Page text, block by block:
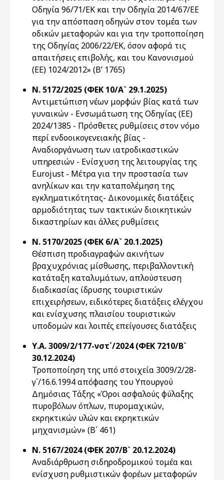
Οδηγία 96/71/ΕΚ και την Οδηγία 2014/67/ΕΕ
για την απόσπαση οδηγών στον τομέα των
οδικών μεταφορών και για την τροποποίηση
της Οδηγίας 2006/22/ΕΚ, όσον αφορά τις
απαιτήσεις επιβολής, και του Κανονισμού
(ΕΕ) 1024/2012» (Β’ 1765)
Ν. 5172/2025 (ΦΕΚ 10/Α` 29.1.2025)
Αντιμετώπιση νέων μορφών βίας κατά των
γυναικών - Ενσωμάτωση της Οδηγίας (ΕΕ)
2024/1385 - Πρόσθετες ρυθμίσεις στον νόμο
περί ενδοοικογενειακής βίας -
Αναδιοργάνωση των ιατροδικαστικών
υπηρεσιών - Ενίσχυση της λειτουργίας της
Eurojust - Μέτρα για την προστασία των
ανηλίκων και την καταπολέμηση της
εγκληματικότητας- Δικονομικές διατάξεις
αρμοδιότητας των τακτικών διοικητικών
δικαστηρίων και άλλες ρυθμίσεις
Ν. 5170/2025 (ΦΕΚ 6/Α` 20.1.2025)
Θέσπιση προδιαγραφών ακινήτων
βραχυχρόνιας μίσθωσης, περιβαλλοντική
κατάταξη καταλυμάτων, απλούστευση
διαδικασίας ίδρυσης τουριστικών
επιχειρήσεων, ειδικότερες διατάξεις ελέγχου
και ενίσχυσης πλαισίου τουριστικών
υποδομών και λοιπές επείγουσες διατάξεις
Υ.Α. 3009/2/177-νστ΄/2024 (ΦΕΚ 7210/Β`
30.12.2024)
Τροποποίηση της υπό στοιχεία 3009/2/28-
γ΄/16.6.1994 απόφασης του Υπουργού
Δημόσιας Τάξης «Όροι ασφαλούς φύλαξης
πυροβόλων όπλων, πυρομαχικών,
εκρηκτικών υλών και εκρηκτικών
μηχανισμών» (Β΄ 461)
Ν. 5167/2024 (ΦΕΚ 207/Β` 20.12.2024)
Αναδιάρθρωση σιδηροδρομικού τομέα και
ενίσχυση ρυθμιστικών φορέων μεταφορών